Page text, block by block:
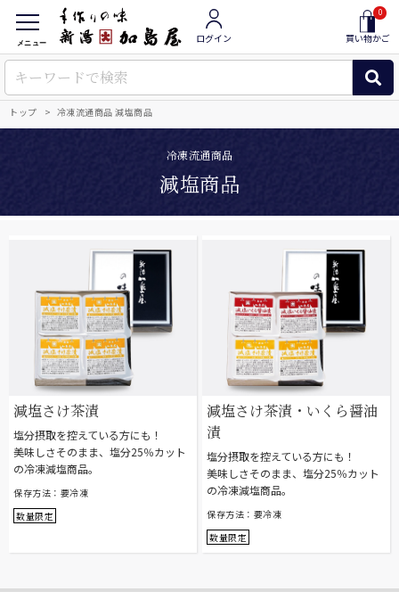
メニュー ログイン
0
買い物かご
トップ 冷凍流通商品 減塩商品
冷凍流通商品
減塩商品
減塩さけ茶漬
塩分摂取を控えている方にも！
美味しさそのまま、塩分25％カット
の冷凍減塩商品。
保存方法：要冷凍
数量限定
減塩さけ茶漬・いくら醤油
漬
塩分摂取を控えている方にも！
美味しさそのまま、塩分25％カット
の冷凍減塩商品。
保存方法：要冷凍
数量限定